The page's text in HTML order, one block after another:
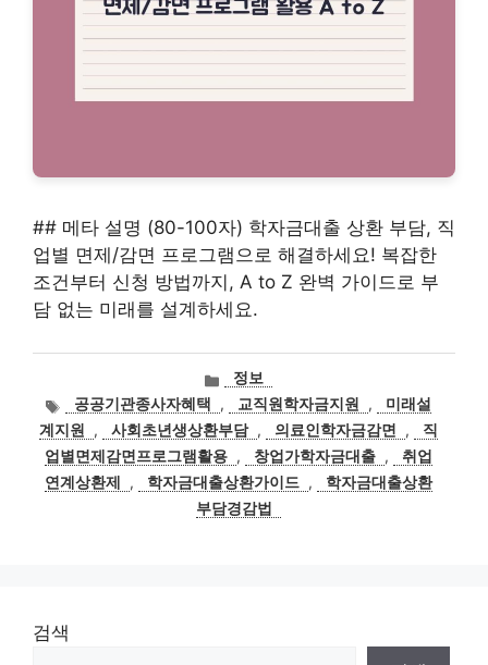
## 메타 설명 (80-100자) 학자금대출 상환 부담, 직
업별 면제/감면 프로그램으로 해결하세요! 복잡한
조건부터 신청 방법까지, A to Z 완벽 가이드로 부
담 없는 미래를 설계하세요.
카
고
리
정보
태
그
공공기관종사자혜택 , 교직원학자금지원 ,
미래설
계지원
, 사회초년생상환부담 , 의료인학자금감면 ,
직
업별면제감면프로그램활용 , 창업가학자금대출 ,
취업
연계상환제
, 학자금대출상환가이드 ,
학자금대출상환
부담경감법
검색